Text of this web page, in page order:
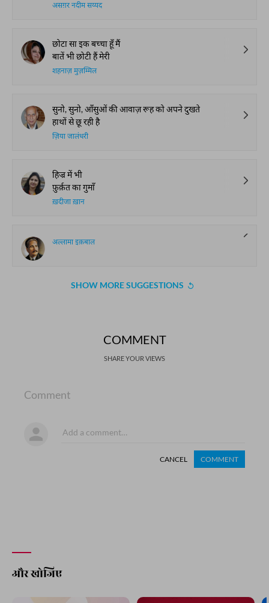
असग़र नदीम सय्यद
छोटा सा इक बच्चा हूँ मैं
बातें भी छोटी हैं मेरी
शहनाज़ मुज़म्मिल
सुनो, सुनो, आँसुओं की आवाज़ रूह को अपने दुखते
हाथों से छू रही है
ज़िया जालंधरी
हिज्र में भी
फ़ुर्क़त का गुमाँ
ख़दीजा ख़ान
अल्लामा इक़बाल
SHOW MORE SUGGESTIONS
COMMENT
SHARE YOUR VIEWS
Comment
CANCEL COMMENT
और खोजिए